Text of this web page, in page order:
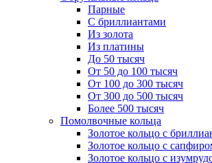
Парные
С бриллиантами
Из золота
Из платины
До 50 тысяч
От 50 до 100 тысяч
От 100 до 300 тысяч
От 300 до 500 тысяч
Более 500 тысяч
Помолвочные кольца
Золотое кольцо с
Золотое кольцо с
Золотое кольцо с